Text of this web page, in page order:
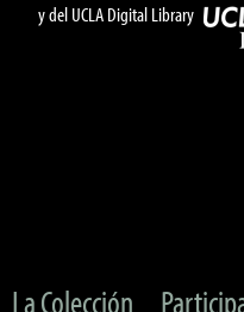
y del UCLA Digital Library
La Colección